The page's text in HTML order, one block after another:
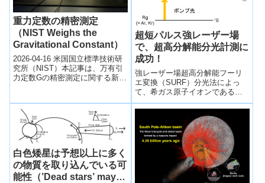
重力定数の精密測定
（NIST Weighs the
Gravitational Constant）
2026-04-16 米国国立標準技術研
究所（NIST）本記事は、万有引
力定数Gの精密測定に関する新た
超短パルス強レーザー場
で、超高分解能分光計測に
成功！
強レーザー場超高分解能フーリ
エ変換（SURF）分光法によっ
て、希ガス原子イオンであるア
ルゴン(Ar)・クリプトン(Kr)の一
価イオンのスピン軌道分裂エネ
ルギーを10-7の精度で決定する
ことに成功した。
白色矮星は予想以上に多く
の物質を取り込んでいる可
能性（’Dead stars’ may